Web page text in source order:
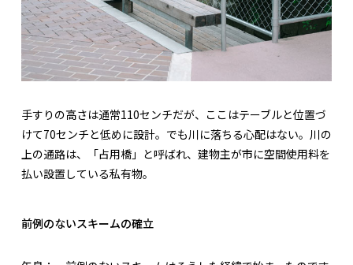
手すりの高さは通常110センチだが、ここはテーブルと位置づ
けて70センチと低めに設計。でも川に落ちる心配はない。川の
上の通路は、「占用橋」と呼ばれ、建物主が市に空間使用料を
払い設置している私有物。
前例のないスキームの確立